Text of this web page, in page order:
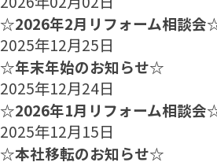
☆2026年2月リフォーム相談会
2025年12月25日
☆年末年始のお知らせ☆
2025年12月24日
☆2026年1月リフォーム相談会
2025年12月15日
☆本社移転のお知らせ☆